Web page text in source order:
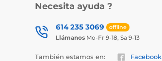
Necesita ayuda ?
614 235 3069 offline
Llámanos Mo-Fr 9-18, Sa 9-13
También estamos en: Facebook